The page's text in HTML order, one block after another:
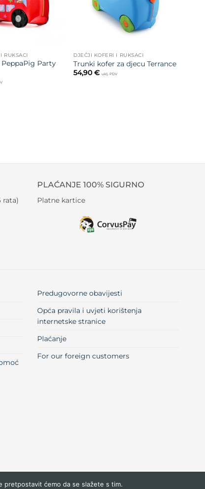
RUKSACI
Party
DJEČJI KOFERI I RUKSACI
Trunki kofer za djecu Terrance
54,90€ uklj. PDV
rata)
PLAĆANJE 100% SIGURNO
Platne kartice
Predugovorne obavijesti
Opća pravila i uvjeti korištenja
internetske stranice
Plaćanje
For our foreign customers
pretpostavit ćemo da se slažete s tim.